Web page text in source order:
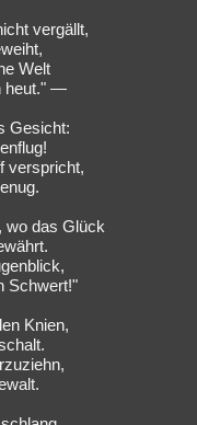
vergällt,
Welt
heut." —
Gesicht:
verspricht,
wo das Glück
Schwert!"
Knien,